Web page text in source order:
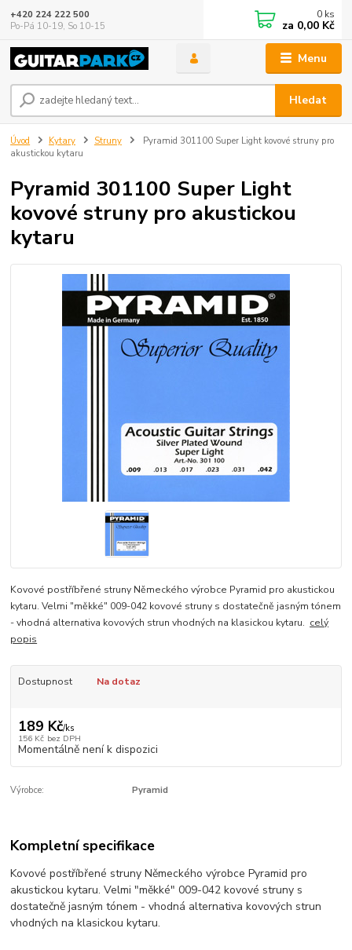
Menu
Hledat
+420 224 222 500
Po-Pá 10-19, So 10-15
0 ks
za 0,00 Kč
Úvod Kytary Struny
Pyramid 301100 Super Light kovové struny pro
akustickou kytaru
Pyramid 301100 Super Light
kovové struny pro akustickou
kytaru
Kovové postříbřené struny Německého výrobce Pyramid pro akustickou
kytaru. Velmi "měkké" 009-042 kovové struny s dostatečně jasným tónem
- vhodná alternativa kovových strun vhodných na klasickou kytaru. celý
popis
Dostupnost Na dotaz
189 Kč/ks
156 Kč bez DPH
Momentálně není k dispozici
Výrobce: Pyramid
Kompletní specifikace
Kovové postříbřené struny Německého výrobce Pyramid pro
akustickou kytaru. Velmi "měkké" 009-042 kovové struny s
dostatečně jasným tónem - vhodná alternativa kovových strun
vhodných na klasickou kytaru.